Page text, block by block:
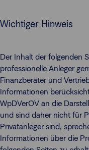
Wichtiger Hinweis
Der Inhalt der folgenden
professionelle Anleger
Finanzberater und
Informationen
WpDVerOV an die
und sind daher nicht für
Privatanleger sind,
Informationen über die